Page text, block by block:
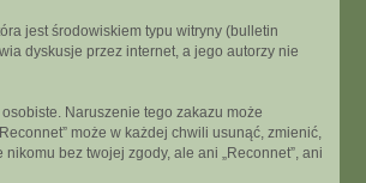
jest środowiskiem typu witryny (bulletin
dyskusje przez internet, a jego autorzy nie
Naruszenie tego zakazu może
może w każdej chwili usunąć, zmienić,
bez twojej zgody, ale ani „Reconnet”, ani